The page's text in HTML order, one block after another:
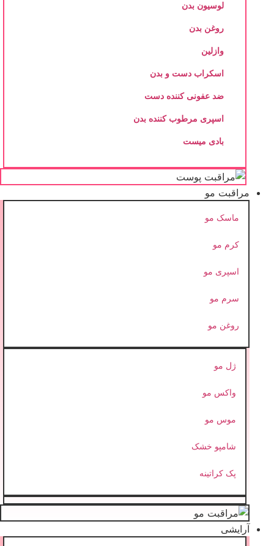
لوسیون بدن
روغن بدن
وازلین
اسکراب دست و بدن
ضد عفونی کننده دست
اسپری مرطوب کننده بدن
بادی میست
مراقبت مو
ماسک مو
کرم مو
اسپری مو
سرم مو
روغن مو
ژل مو
واکس مو
موس مو
شامپو خشک
پک کراتینه
آرایشی